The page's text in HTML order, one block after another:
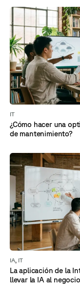
IT
¿Cómo hacer una
de mantenimiento?
IA IT
La aplicación de la
llevar la IA al